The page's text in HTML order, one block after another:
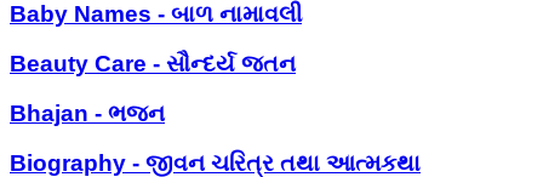
Baby Names - બાળ નામાવલી
Beauty Care - સૌન્દર્ય જતન
Bhajan - ભજન
Biography - જીવન ચરિત્ર તથા આત્મકથા